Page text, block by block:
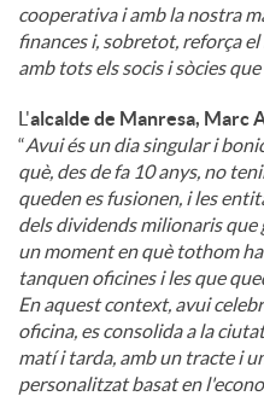
cooperativa i amb la nostra
finances i, sobretot, reforça
amb tots els socis i sòcies
L'alcalde de Manresa, Marc
“Avui és un dia singular i
què, des de fa 10 anys, no
queden es fusionen, i les
dels dividends milionaris que
un moment en què tothom
tanquen oficines i les que
En aquest context, avui
oficina, es consolida a la
matí i tarda, amb un tracte i
personalitzat basat en